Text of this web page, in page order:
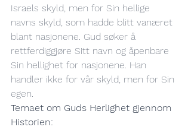
Israels skyld, men for Sin hellige
navns skyld, som hadde blitt vanæret
blant nasjonene. Gud søker å
rettferdiggjøre Sitt navn og åpenbare
Sin hellighet for nasjonene. Han
handler ikke for vår skyld, men for Sin
egen.
Temaet om Guds Herlighet gjennom
Historien: